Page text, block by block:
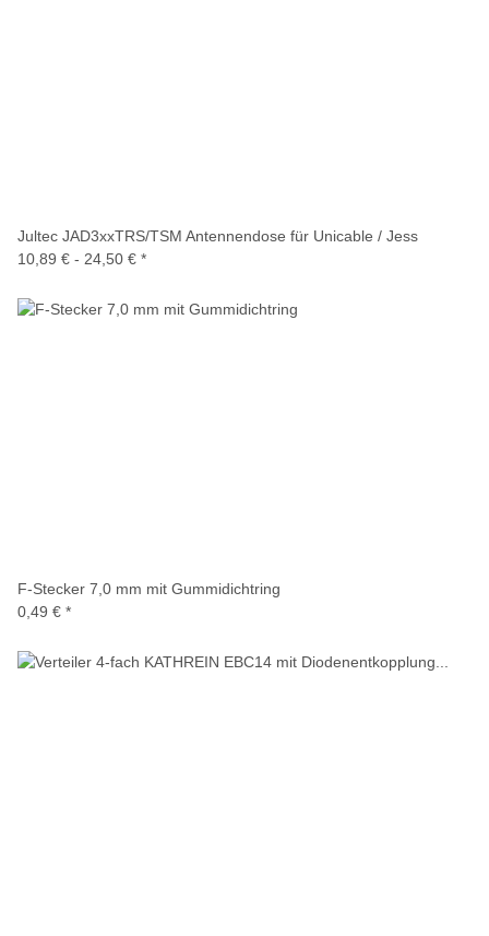
Jultec JAD3xxTRS/TSM Antennendose für Unicable / Jess
10,89 € - 24,50 € *
F-Stecker 7,0 mm mit Gummidichtring
0,49 € *